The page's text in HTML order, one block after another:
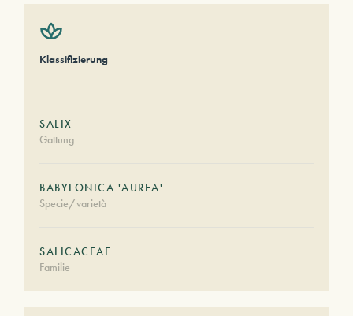
Klassifizierung
SALIX
Gattung
BABYLONICA 'AUREA'
Specie/varietà
SALICACEAE
Familie